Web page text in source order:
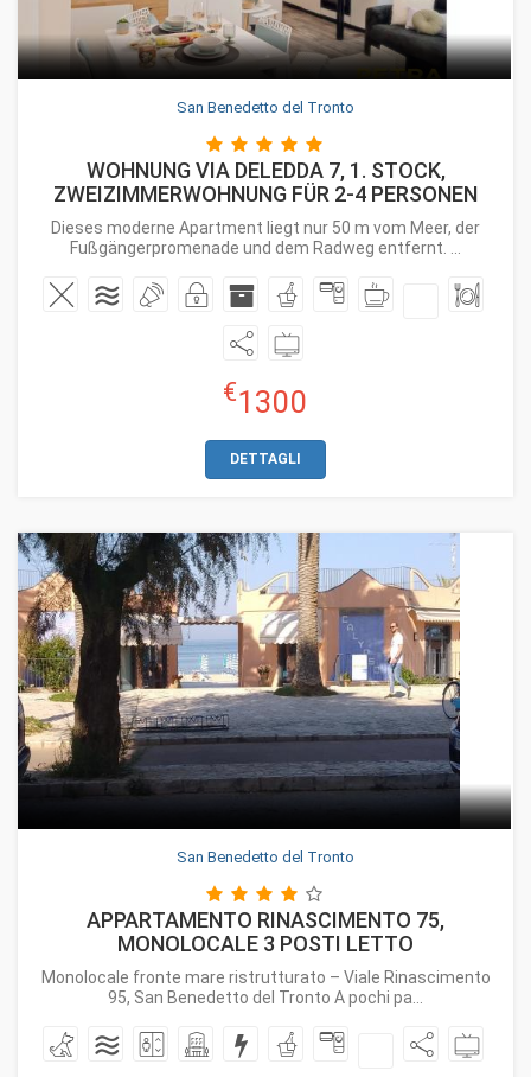
San Benedetto del Tronto
WOHNUNG VIA DELEDDA 7, 1. STOCK,
ZWEIZIMMERWOHNUNG FÜR 2-4 PERSONEN
Dieses moderne Apartment liegt nur 50 m vom Meer, der
Fußgängerpromenade und dem Radweg entfernt. ...
€1300
DETTAGLI
San Benedetto del Tronto
APPARTAMENTO RINASCIMENTO 75,
MONOLOCALE 3 POSTI LETTO
Monolocale fronte mare ristrutturato – Viale Rinascimento
95, San Benedetto del Tronto A pochi pa...